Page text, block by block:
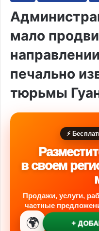
мало
печально
тюрьмы
⚡
в своем
Продажи, услуги,
частные
🌍 +